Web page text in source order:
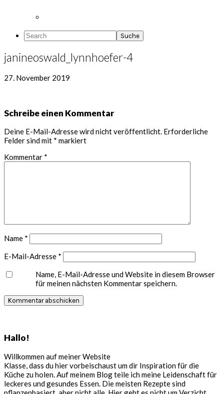
Search
janineoswald_lynnhoefer-4
27. November 2019
Leser-
Interaktionen
Schreibe einen Kommentar
Deine E-Mail-Adresse wird nicht veröffentlicht. Erforderliche
Felder sind mit * markiert
Kommentar *
Name *
E-Mail-Adresse *
Name, E-Mail-Adresse und Website in diesem Browser
für meinen nächsten Kommentar speichern.
Hallo!
Willkommen auf meiner Website
Klasse, dass du hier vorbeischaust um dir Inspiration für die
Küche zu holen. Auf meinem Blog teile ich meine Leidenschaft für
leckeres und gesundes Essen. Die meisten Rezepte sind